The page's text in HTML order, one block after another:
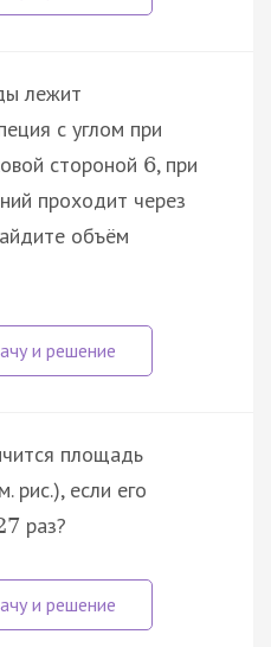
лежит
с углом при
стороной 6, при
проходит через
объём
площадь
рис.), если его
раз?